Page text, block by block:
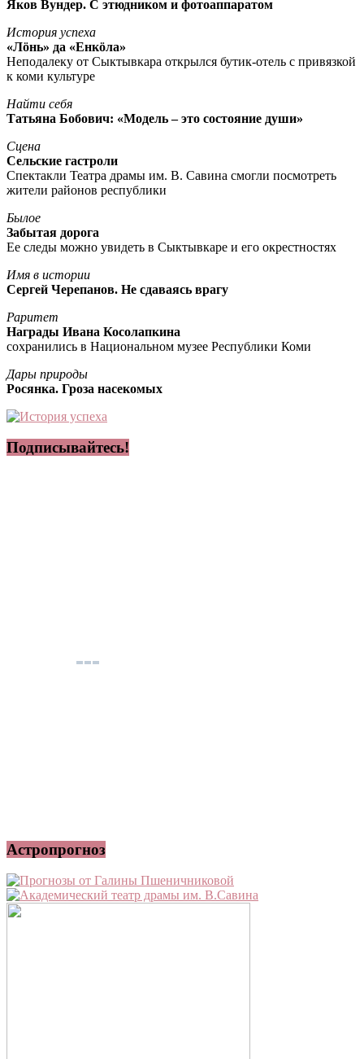
Яков Вундер. С этюдником и фотоаппаратом
История успеха
«Лöнь» да «Енкöла»
Неподалеку от Сыктывкара открылся бутик-отель с привязкой
к коми культуре
Найти себя
Татьяна Бобович: «Модель – это состояние души»
Сцена
Сельские гастроли
Спектакли Театра драмы им. В. Савина смогли посмотреть
жители районов республики
Былое
Забытая дорога
Ее следы можно увидеть в Сыктывкаре и его окрестностях
Имя в истории
Сергей Черепанов. Не сдаваясь врагу
Раритет
Награды Ивана Косолапкина
сохранились в Национальном музее Республики Коми
Дары природы
Росянка. Гроза насекомых
Подписывайтесь!
Астропрогноз